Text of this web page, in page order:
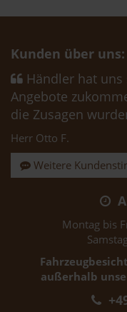
Kunden über uns:
Händler hat
Angebote
die Zusagen
Herr Otto F.
Weitere
Montag bis
außerhalb